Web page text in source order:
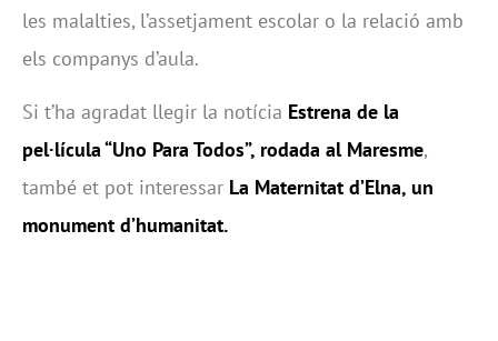
les malalties, l’assetjament escolar o la relació amb
els companys d’aula.
Si t’ha agradat llegir la notícia Estrena de la
pel·lícula “Uno Para Todos”, rodada al Maresme,
també et pot interessar La Maternitat d’Elna, un
monument d’humanitat.